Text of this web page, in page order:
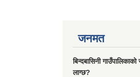
जनमत
बिन्दबासिनी
लाग्छ?